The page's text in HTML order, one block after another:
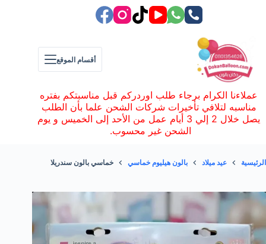
أقسام الموقع
عملاءنا الكرام برجاء طلب اوردركم قبل مناسبتكم بفتره
مناسبه لتلافي تأخيرات شركات الشحن علما بأن الطلب
يصل خلال 2 إلي 3 أيام عمل من الأحد إلى الخميس و يوم
الشحن غير محسوب.
الرئيسية عيد ميلاد بالون هيليوم خماسي خماسي بالون سندريلا